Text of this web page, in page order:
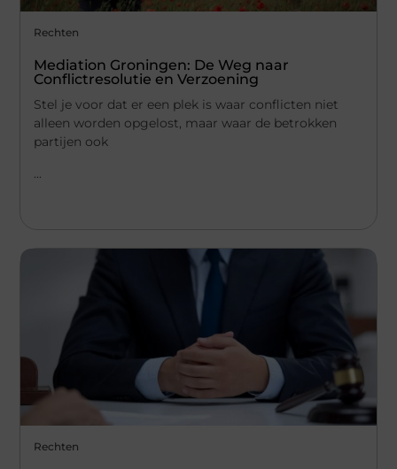
Rechten
Mediation Groningen: De Weg naar
Conflictresolutie en Verzoening
Stel je voor dat er een plek is waar conflicten niet
alleen worden opgelost, maar waar de betrokken
partijen ook
Rechten